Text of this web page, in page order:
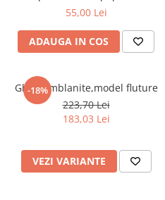
XL
55,00 Lei
ADAUGA IN COS
-18%
Ghete imblanite,model fluture
223,70 Lei
183,03 Lei
VEZI VARIANTE